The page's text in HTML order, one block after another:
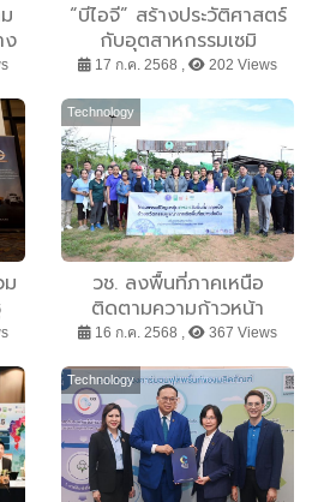
ง
“บีไอจี” สร้างประวัติศาสตร์
กับอุตสาหกรรมเซมิ
คอนดักเตอร์
17 ก.ค. 2568 , 202 Views
ย
Technology
วช. ลงพื้นที่ภาคเหนือ
ติดตามความก้าวหน้า
โครงการแผนมุ่งเป้า ววน.
“ประเทศไทยปลอดภัยจาก
PM2.5“ ณ อ.เทิง
จ.เชียงราย
16 ก.ค. 2568 , 367 Views
Technology